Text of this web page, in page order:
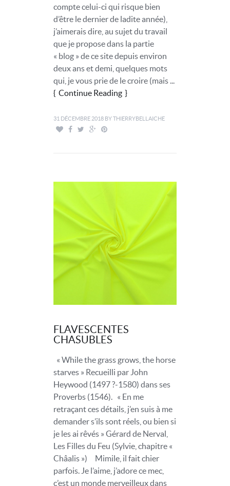
compte celui-ci qui risque bien
d’être le dernier de ladite année),
j’aimerais dire, au sujet du travail
que je propose dans la partie
« blog » de ce site depuis environ
deux ans et demi, quelques mots
qui, je vous prie de le croire (mais ...
Continue Reading
31 DÉCEMBRE 2018 BYTHIERRYBELLAICHE
FLAVESCENTES
CHASUBLES
« While the grass grows, the horse
starves » Recueilli par John
Heywood (1497 ?-1580) dans ses
Proverbs (1546). « En me
retraçant ces détails, j’en suis à me
demander s’ils sont réels, ou bien si
je les ai rêvés » Gérard de Nerval,
Les Filles du Feu (Sylvie, chapitre «
Châalis ») Mimile, il fait chier
parfois. Je l’aime, j’adore ce mec,
c’est un monde merveilleux dans